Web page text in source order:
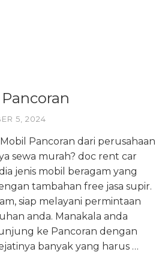
5, 2024
Pancoran dari perusahaan
sewa murah? doc rent car
jenis mobil beragam yang
tambahan free jasa supir.
siap melayani permintaan
anda. Manakala anda
ke Pancoran dengan
banyak yang harus …